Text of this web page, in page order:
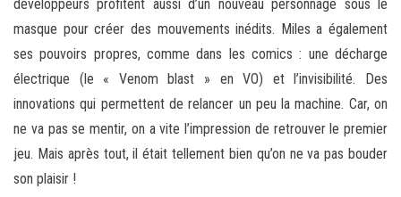
développeurs profitent aussi d’un nouveau personnage sous le
masque pour créer des mouvements inédits. Miles a également
ses pouvoirs propres, comme dans les comics : une décharge
électrique (le « Venom blast » en VO) et l’invisibilité. Des
innovations qui permettent de relancer un peu la machine. Car, on
ne va pas se mentir, on a vite l’impression de retrouver le premier
jeu. Mais après tout, il était tellement bien qu’on ne va pas bouder
son plaisir !